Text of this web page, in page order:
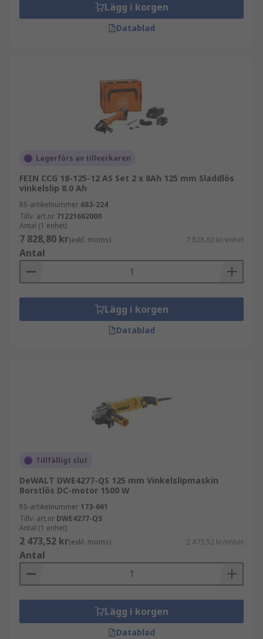
Lägg i korgen
Datablad
Lagerförs av tillverkaren
FEIN CCG 18-125-12 AS Set 2 x 8Ah 125 mm Sladdlös
vinkelslip 8.0 Ah
RS-artikelnummer 683-224
Tillv. art.nr 71221662000
Antal (1 enhet)
7 828,80 kr(exkl. moms) 7 828,80 kr/enhet
Antal
Lägg i korgen
Datablad
Tillfälligt slut
DeWALT DWE4277-QS 125 mm Vinkelslipmaskin
Borstlös DC-motor 1500 W
RS-artikelnummer 173-661
Tillv. art.nr DWE4277-QS
Antal (1 enhet)
2 473,52 kr(exkl. moms) 2 473,52 kr/enhet
Antal
Lägg i korgen
Datablad